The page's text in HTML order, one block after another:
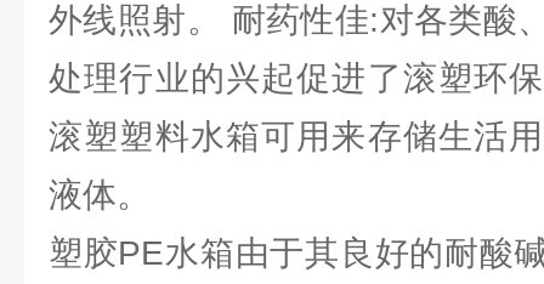
外线照射。 耐药性佳:对各类酸
处理行业的兴起促进了滚塑环
滚塑塑料水箱可用来存储生活
液体。
塑胶PE水箱由于其良好的耐酸